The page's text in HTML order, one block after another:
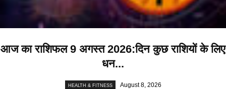
आज का राशिफल 9 अगस्त 2026:दिन कुछ राशियों के लिए
धन...
HEALTH & FITNESS August 8, 2026